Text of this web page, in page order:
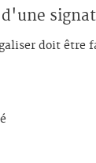
doit être